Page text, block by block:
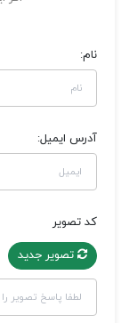
نام:
آدرس ایمیل:
کد تصویر
تصویر جدید